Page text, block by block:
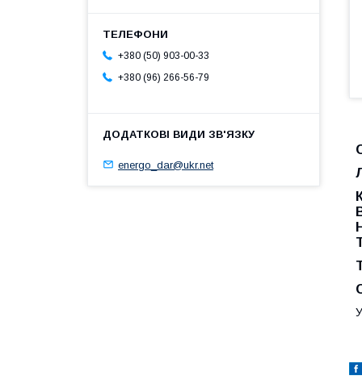
+380 (50) 903-00-33
+380 (96) 266-56-79
energo_dar@ukr.net